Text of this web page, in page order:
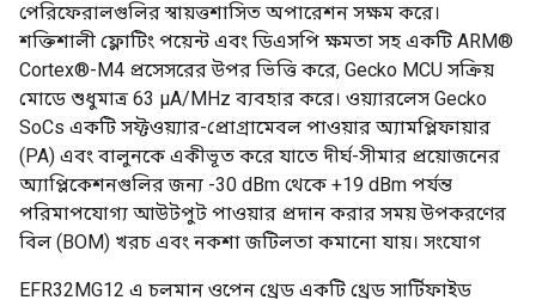
পেরিফেরালগুলির স্বায়ত্তশাসিত অপারেশন সক্ষম করে।
শক্তিশালী ফ্লোটিং পয়েন্ট এবং ডিএসপি ক্ষমতা সহ একটি ARM®
Cortex®-M4 প্রসেসরের উপর ভিত্তি করে, Gecko MCU সক্রিয়
মোডে শুধুমাত্র 63 µA/MHz ব্যবহার করে। ওয়্যারলেস Gecko
SoCs একটি সফ্টওয়্যার-প্রোগ্রামেবল পাওয়ার অ্যামপ্লিফায়ার
(PA) এবং বালুনকে একীভূত করে যাতে দীর্ঘ-সীমার প্রয়োজনের
অ্যাপ্লিকেশনগুলির জন্য -30 dBm থেকে +19 dBm পর্যন্ত
পরিমাপযোগ্য আউটপুট পাওয়ার প্রদান করার সময় উপকরণের
বিল (BOM) খরচ এবং নকশা জটিলতা কমানো যায়। সংযোগ
EFR32MG12 এ চলমান ওপেন থ্রেড একটি থ্রেড সার্টিফাইড